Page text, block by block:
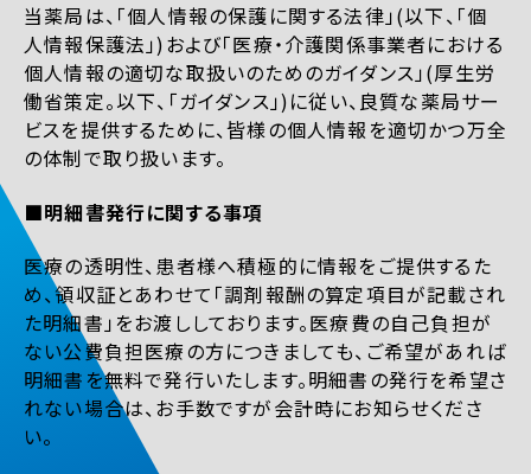
当薬局は、「個人情報の保護に関する法律」(以下、「個
人情報保護法」)および「医療・介護関係事業者における
個人情報の適切な取扱いのためのガイダンス」(厚生労
働省策定。以下、「ガイダンス」)に従い、良質な薬局サー
ビスを提供するために、皆様の個人情報を適切かつ万全
の体制で取り扱います。
■明細書発行に関する事項
医療の透明性、患者様へ積極的に情報をご提供するた
め、領収証とあわせて「調剤報酬の算定項目が記載され
た明細書」をお渡ししております。医療費の自己負担が
ない公費負担医療の方につきましても、ご希望があれば
明細書を無料で発行いたします。明細書の発行を希望さ
れない場合は、お手数ですが会計時にお知らせくださ
い。